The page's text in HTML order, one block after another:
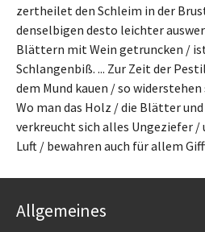
zertheilet den Schleim in der
denselbigen desto leichter
Blättern mit Wein getruncken /
Schlangenbiß. ... Zur Zeit der
dem Mund kauen / so widerstehen
Wo man das Holz / die Blätter
verkreucht sich alles Ungeziefer /
Luft / bewahren auch für allem
Allgemeines